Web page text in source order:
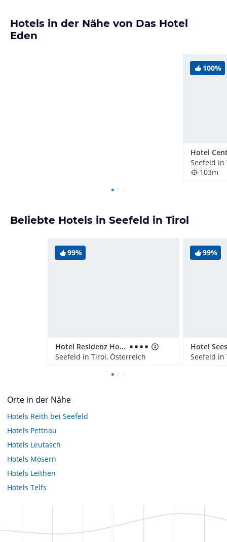
Hotels in der Nähe von Das Hotel
Eden
100%
Hotel
Seefeld in
103m
Beliebte Hotels in Seefeld in Tirol
99%
Hotel Residenz Hochland
Seefeld in Tirol, Österreich
99%
Seefeld in
Orte in der Nähe
Hotels Reith bei Seefeld
Hotels Pettnau
Hotels Leutasch
Hotels Mösern
Hotels Leithen
Hotels Telfs